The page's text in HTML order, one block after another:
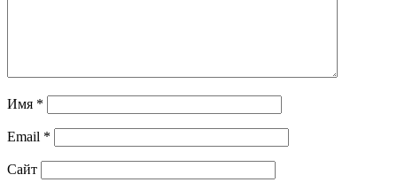
Имя *
Email *
Сайт